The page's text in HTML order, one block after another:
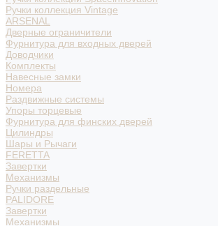
Ручки коллекция Vintage
ARSENAL
Дверные ограничители
Фурнитура для входных дверей
Доводчики
Комплекты
Навесные замки
Номера
Раздвижные системы
Упоры торцевые
Фурнитура для финских дверей
Цилиндры
Шары и Рычаги
FERETTA
Завертки
Механизмы
Ручки раздельные
PALIDORE
Завертки
Механизмы